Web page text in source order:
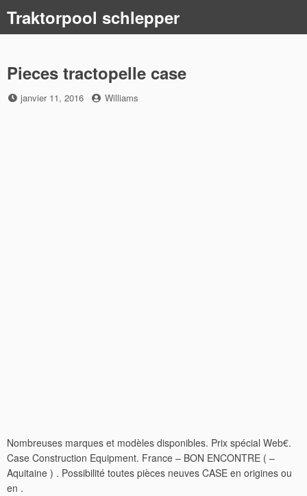
content
Traktorpool schlepper
Pieces tractopelle case
Posted
janvier 11, 2016 by
Williams
Nombreuses marques et modèles disponibles. Prix spécial Web€.
Case Construction Equipment. France – BON ENCONTRE ( –
Aquitaine ) . Possibilité toutes pièces neuves CASE en origines ou
en .